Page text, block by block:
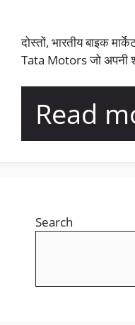
दोस्तों, भारतीय बाइक
Tata Motors जो अपनी
Read
Search